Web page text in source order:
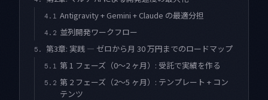
4.1 Antigravity + Gemini + Claude の最適分担
4.2 並列開発ワークフロー
5. 第3章: 実践 — ゼロから月 30 万円までのロードマップ
5.1 第 1 フェーズ（0〜2 ヶ月）: 受託で実績を作る
5.2 第 2 フェーズ（2〜5 ヶ月）: テンプレート + コン
テンツ